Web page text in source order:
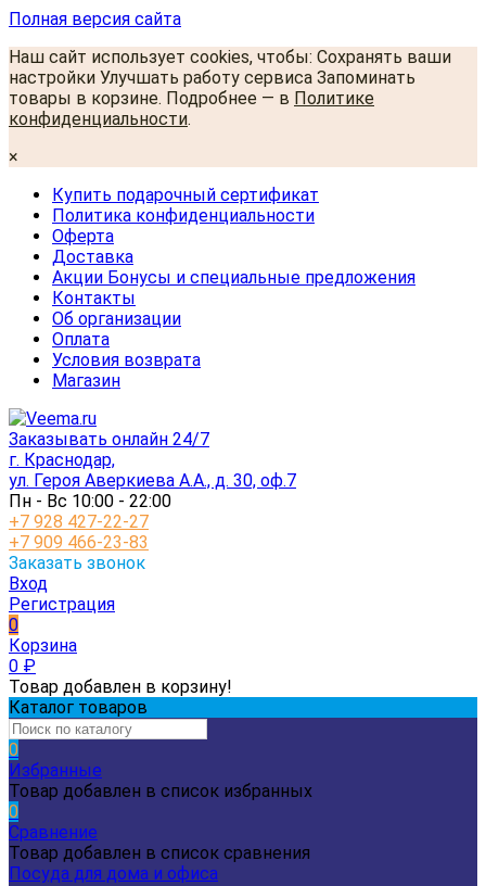
Полная версия сайта
Наш сайт использует cookies, чтобы: Сохранять ваши
настройки Улучшать работу сервиса Запоминать
товары в корзине. Подробнее — в Политике
конфиденциальности.
×
Купить подарочный сертификат
Политика конфиденциальности
Оферта
Доставка
Акции Бонусы и специальные предложения
Контакты
Об организации
Оплата
Условия возврата
Магазин
Заказывать онлайн 24/7
г. Краснодар,
ул. Героя Аверкиева А.А., д. 30, оф.7
Пн - Вс 10:00 - 22:00
+7 928 427-22-27
+7 909 466-23-83
Заказать звонок
Вход
Регистрация
0
Корзина
0 ₽
Товар добавлен в корзину!
Каталог товаров
0
Избранные
Товар добавлен в список избранных
0
Сравнение
Товар добавлен в список сравнения
Посуда для дома и офиса